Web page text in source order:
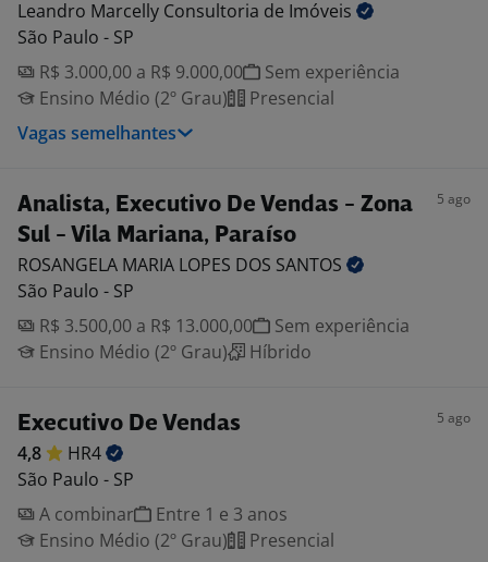
Leandro Marcelly Consultoria de Imóveis
São Paulo - SP
R$ 3.000,00 a R$ 9.000,00
Sem experiência
Ensino Médio (2º Grau)
Presencial
Vagas semelhantes
Analista, Executivo De Vendas - Zona
Sul - Vila Mariana, Paraíso
5 ago
ROSANGELA MARIA LOPES DOS SANTOS
São Paulo - SP
R$ 3.500,00 a R$ 13.000,00
Sem experiência
Ensino Médio (2º Grau)
Híbrido
Executivo De Vendas 5 ago
4,8
HR4
São Paulo - SP
A combinar
Entre 1 e 3 anos
Ensino Médio (2º Grau)
Presencial